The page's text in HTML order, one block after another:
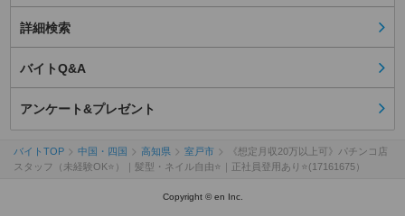
詳細検索
バイトQ&A
アンケート&プレゼント
バイトTOP 中国・四国 高知県 室戸市
《想定月収20万以上可》パチンコ店
スタッフ（未経験OK⭐）｜髪型・ネイル自由⭐｜正社員登用あり⭐(17161675）
Copyright © en Inc.